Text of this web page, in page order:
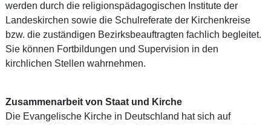
werden durch die religionspädagogischen Institute der
Landeskirchen sowie die Schulreferate der Kirchenkreise
bzw. die zuständigen Bezirksbeauftragten fachlich begleitet.
Sie können Fortbildungen und Supervision in den
kirchlichen Stellen wahrnehmen.
Zusammenarbeit von Staat und Kirche
Die Evangelische Kirche in Deutschland hat sich auf